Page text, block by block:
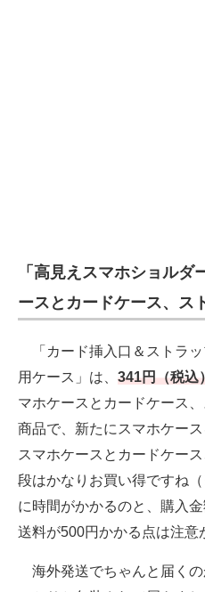
「高見えスマホショル
ースとカードケース、ス
「カード挿入口＆ストラ
用ケース」は、 341円（税込
マホケースとカードケース
商品で、新たにスマホケー
スマホケースとカードケー
段はかなりお買い得ですね
に時間がかかるのと、購入
送料が500円かかる点は注意
海外発送でちゃんと届く